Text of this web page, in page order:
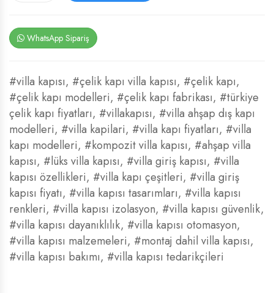
WhatsApp Sipariş
#villa kapısı, #çelik kapı villa kapısı, #çelik kapı,
#çelik kapı modelleri, #çelik kapı fabrikası, #türkiye
çelik kapı fiyatları, #villakapısı, #villa ahşap dış kapı
modelleri, #villa kapilari, #villa kapı fiyatları, #villa
kapı modelleri, #kompozit villa kapısı, #ahşap villa
kapısı, #lüks villa kapısı, #villa giriş kapısı, #villa
kapısı özellikleri, #villa kapı çeşitleri, #villa giriş
kapısı fiyatı, #villa kapısı tasarımları, #villa kapısı
renkleri, #villa kapısı izolasyon, #villa kapısı güvenlik,
#villa kapısı dayanıklılık, #villa kapısı otomasyon,
#villa kapısı malzemeleri, #montaj dahil villa kapısı,
#villa kapısı bakımı, #villa kapısı tedarikçileri